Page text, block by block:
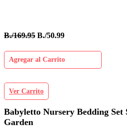
B./169.95 B./50.99
Agregar al Carrito
Ver Carrito
Babyletto Nursery Bedding Set
Garden